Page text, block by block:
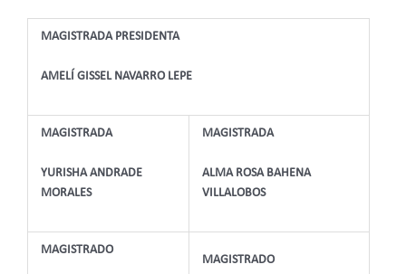
MAGISTRADA PRESIDENTA
AMELÍ GISSEL NAVARRO LEPE
MAGISTRADA
YURISHA ANDRADE
MORALES
MAGISTRADA
ALMA ROSA BAHENA
VILLALOBOS
MAGISTRADO
MAGISTRADO